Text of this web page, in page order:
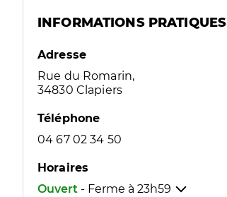
INFORMATIONS PRATIQUES
Adresse
Rue du Romarin,
34830 Clapiers
Téléphone
04 67 02 34 50
Horaires
Ouvert - Ferme à 23h59